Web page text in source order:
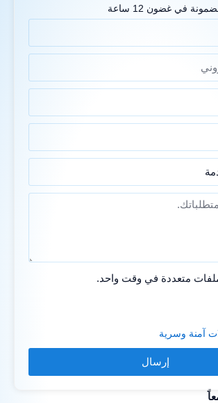
في غضون 12 ساعة
متعددة في وقت واحد.
آمنة وسرية
إرسال